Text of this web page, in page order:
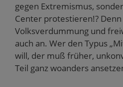
gegen Extremismus,
Center protestieren!?
Volksverdummung und
auch an. Wer den Typus
will, der muß früher,
Teil ganz woanders